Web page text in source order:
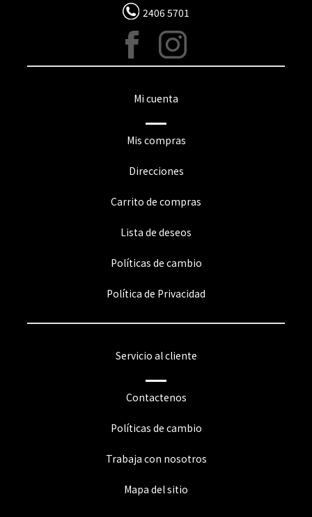
2406 5701
Mi cuenta
Mis compras
Direcciones
Carrito de compras
Lista de deseos
Políticas de cambio
Política de Privacidad
Servicio al cliente
Contactenos
Políticas de cambio
Trabaja con nosotros
Mapa del sitio